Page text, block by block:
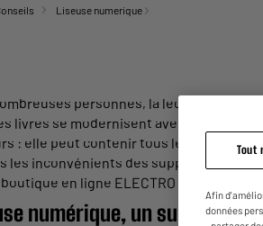
Liseuse numerique
personnes, la lecture est un
livres se modernisent avec le
: elle peut contenir tous leurs livres
les inconvénients des supports
en ligne ELECTRO DEPOT.
numérique, un support
Tout
Afin
données